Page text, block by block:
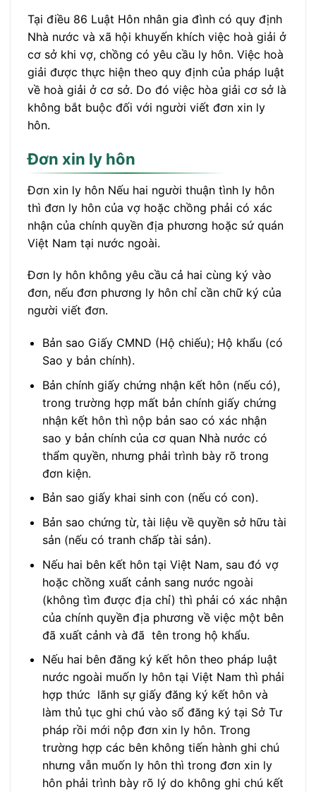
Tại điều 86 Luật Hôn nhân gia đình có quy định
Nhà nước và xã hội khuyến khích việc hoà giải ở
cơ sở khi vợ, chồng có yêu cầu ly hôn. Việc hoà
giải được thực hiện theo quy định của pháp luật
về hoà giải ở cơ sở. Do đó việc hòa giải cơ sở là
không bắt buộc đối với người viết đơn xin ly
hôn.
Đơn xin ly hôn
Đơn xin ly hôn Nếu hai người thuận tình ly hôn
thì đơn ly hôn của vợ hoặc chồng phải có xác
nhận của chính quyền địa phương hoặc sứ quán
Việt Nam tại nước ngoài.
Đơn ly hôn không yêu cầu cả hai cùng ký vào
đơn, nếu đơn phương ly hôn chỉ cần chữ ký của
người viết đơn.
Bản sao Giấy CMND (Hộ chiếu); Hộ khẩu (có
Sao y bản chính).
Bản chính giấy chứng nhận kết hôn (nếu có),
trong trường hợp mất bản chính giấy chứng
nhận kết hôn thì nộp bản sao có xác nhận
sao y bản chính của cơ quan Nhà nước có
thẩm quyền, nhưng phải trình bày rõ trong
đơn kiện.
Bản sao giấy khai sinh con (nếu có con).
Bản sao chứng từ, tài liệu về quyền sở hữu tài
sản (nếu có tranh chấp tài sản).
Nếu hai bên kết hôn tại Việt Nam, sau đó vợ
hoặc chồng xuất cảnh sang nước ngoài
(không tìm được địa chỉ) thì phải có xác nhận
của chính quyền địa phương về việc một bên
đã xuất cảnh và đã tên trong hộ khẩu.
Nếu hai bên đăng ký kết hôn theo pháp luật
nước ngoài muốn ly hôn tại Việt Nam thì phải
hợp thức lãnh sự giấy đăng ký kết hôn và
làm thủ tục ghi chú vào sổ đăng ký tại Sở Tư
pháp rồi mới nộp đơn xin ly hôn. Trong
trường hợp các bên không tiến hành ghi chú
nhưng vẫn muốn ly hôn thì trong đơn xin ly
hôn phải trình bày rõ lý do không ghi chú kết